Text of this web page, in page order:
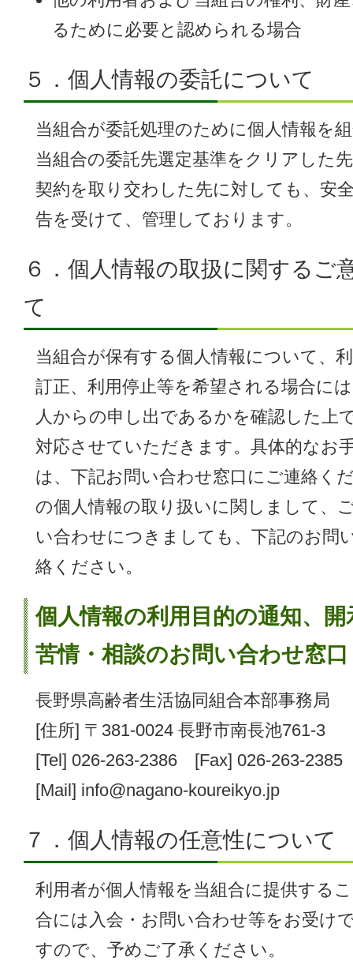
るために必要と認められる場合
５．個人情報の委託について
当組合が委託処理のために個人情報を
当組合の委託先選定基準をクリアした
契約を取り交わした先に対しても、安
告を受けて、管理しております。
６．個人情報の取扱に関するご
て
当組合が保有する個人情報について、
訂正、利用停止等を希望される場合に
人からの申し出であるかを確認した上
対応させていただきます。具体的なお
は、下記お問い合わせ窓口にご連絡く
の個人情報の取り扱いに関しまして、
い合わせにつきましても、下記のお問
絡ください。
個人情報の利用目的の通知、
苦情・相談のお問い合わせ窓口
長野県高齢者生活協同組合本部事務局
[住所] 〒381-0024 長野市南長池761-3
[Tel] 026-263-2386 [Fax] 026-263-2385
[Mail] info@nagano-koureikyo.jp
７．個人情報の任意性について
利用者が個人情報を当組合に提供する
合には入会・お問い合わせ等をお受け
すので、予めご了承ください。